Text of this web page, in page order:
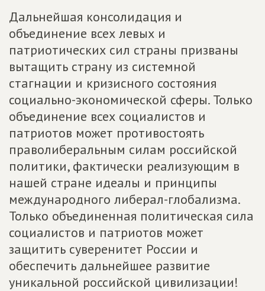
Дальнейшая консолидация и
объединение всех левых и
патриотических сил страны призваны
вытащить страну из системной
стагнации и кризисного состояния
социально-экономической сферы. Только
объединение всех социалистов и
патриотов может противостоять
праволиберальным силам российской
политики, фактически реализующим в
нашей стране идеалы и принципы
международного либерал-глобализма.
Только объединенная политическая сила
социалистов и патриотов может
защитить суверенитет России и
обеспечить дальнейшее развитие
уникальной российской цивилизации!